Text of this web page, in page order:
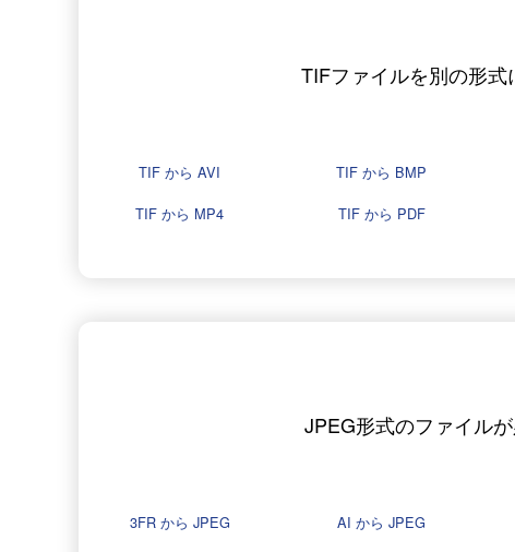
TIFファイルを別の形
TIF から AVI TIF から BMP
TIF から MP4
TIF から PDF
JPEG形式のファイル
3FR から JPEG AI から JPEG